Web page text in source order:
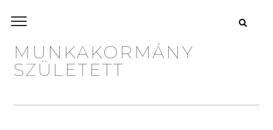
MUNKAKORMÁNY
SZÜLETETT